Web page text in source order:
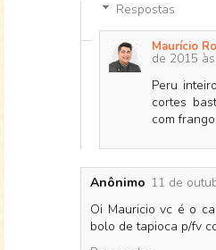
Respostas
Maurício
de 2015
Peru
cortes
com
Anônimo 11 de
Oi Mauricio vc é o
bolo de tapioca p/fv